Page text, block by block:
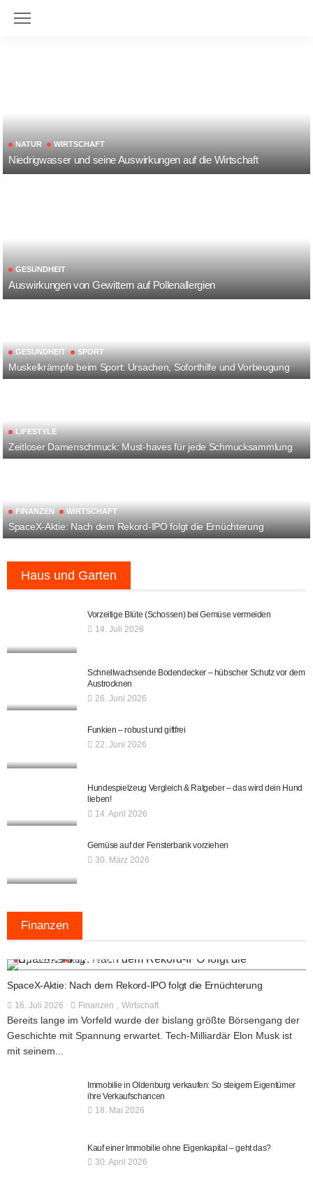
NATUR WIRTSCHAFT
Niedrigwasser und seine Auswirkungen auf die Wirtschaft
GESUNDHEIT
Auswirkungen von Gewittern auf Pollenallergien
GESUNDHEIT SPORT
Muskelkrämpfe beim Sport: Ursachen, Soforthilfe und Vorbeugung
LIFESTYLE
Zeitloser Damenschmuck: Must-haves für jede Schmucksammlung
FINANZEN WIRTSCHAFT
SpaceX-Aktie: Nach dem Rekord-IPO folgt die Ernüchterung
Haus und Garten
Vorzeitige Blüte (Schossen) bei Gemüse vermeiden
14. Juli 2026
Schnellwachsende Bodendecker – hübscher Schutz vor dem
Austrocknen
26. Juni 2026
Funkien – robust und giftfrei
22. Juni 2026
Hundespielzeug Vergleich & Ratgeber – das wird dein Hund
lieben!
14. April 2026
Gemüse auf der Fensterbank vorziehen
30. März 2026
Finanzen
FINANZEN WIRTSCHAFT
SpaceX-Aktie: Nach dem Rekord-IPO folgt die Ernüchterung
16. Juli 2026 Finanzen Wirtschaft
Bereits lange im Vorfeld wurde der bislang größte Börsengang der
Geschichte mit Spannung erwartet. Tech-Milliardär Elon Musk ist
mit seinem...
Immobilie in Oldenburg verkaufen: So steigern Eigentümer
ihre Verkaufschancen
18. Mai 2026
Kauf einer Immobilie ohne Eigenkapital – geht das?
30. April 2026